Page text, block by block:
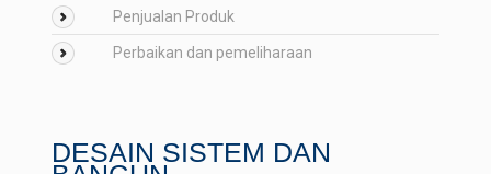
Penjualan Produk
Perbaikan dan pemeliharaan
DESAIN SISTEM DAN